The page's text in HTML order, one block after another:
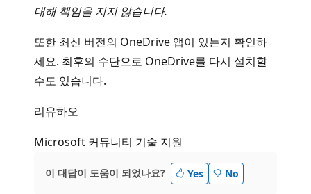
대해 책임을 지지 않습니다.
또한 최신 버전의 OneDrive 앱이 있는지 확인하
세요. 최후의 수단으로 OneDrive를 다시 설치할
수도 있습니다.
리유하오
Microsoft 커뮤니티 기술 지원
이 대답이 도움이 되었나요? Yes No